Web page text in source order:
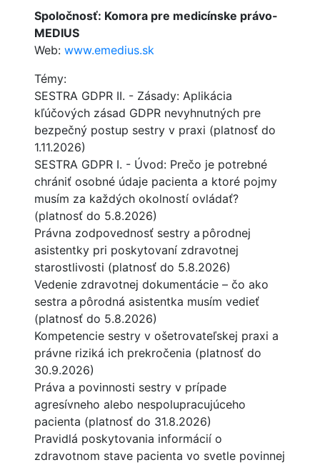
Spoločnosť: Komora pre medicínske právo-
MEDIUS
Web: www.emedius.sk
Témy:
SESTRA GDPR II. - Zásady: Aplikácia
kľúčových zásad GDPR nevyhnutných pre
bezpečný postup sestry v praxi (platnosť do
1.11.2026)
SESTRA GDPR I. - Úvod: Prečo je potrebné
chrániť osobné údaje pacienta a ktoré pojmy
musím za každých okolností ovládať?
(platnosť do 5.8.2026)
Právna zodpovednosť sestry a pôrodnej
asistentky pri poskytovaní zdravotnej
starostlivosti (platnosť do 5.8.2026)
Vedenie zdravotnej dokumentácie – čo ako
sestra a pôrodná asistentka musím vedieť
(platnosť do 5.8.2026)
Kompetencie sestry v ošetrovateľskej praxi a
právne riziká ich prekročenia (platnosť do
30.9.2026)
Práva a povinnosti sestry v prípade
agresívneho alebo nespolupracujúceho
pacienta (platnosť do 31.8.2026)
Pravidlá poskytovania informácií o
zdravotnom stave pacienta vo svetle povinnej